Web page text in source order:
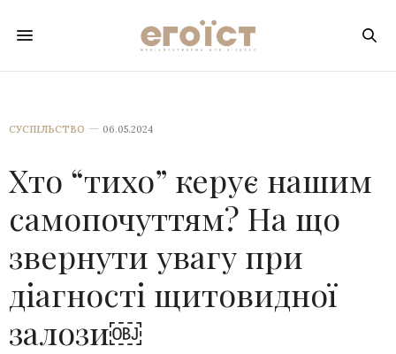
СУСПІЛЬСТВО 06.05.2024
Хто “тихо” керує нашим
самопочуттям? На що
звернути увагу при
діагності щитовидної
залози￼